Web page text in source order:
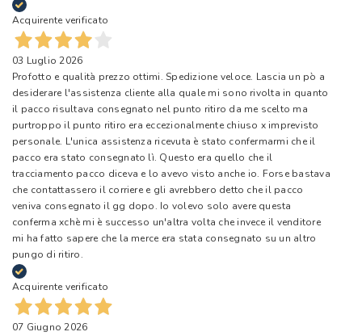
Acquirente verificato
03 Luglio 2026
Profotto e qualità prezzo ottimi. Spedizione veloce. Lascia un pò a
desiderare l'assistenza cliente alla quale mi sono rivolta in quanto
il pacco risultava consegnato nel punto ritiro da me scelto ma
purtroppo il punto ritiro era eccezionalmente chiuso x imprevisto
personale. L'unica assistenza ricevuta è stato confermarmi che il
pacco era stato consegnato lì. Questo era quello che il
tracciamento pacco diceva e lo avevo visto anche io. Forse bastava
che contattassero il corriere e gli avrebbero detto che il pacco
veniva consegnato il gg dopo. Io volevo solo avere questa
conferma xchè mi è successo un'altra volta che invece il venditore
mi ha fatto sapere che la merce era stata consegnato su un altro
pungo di ritiro.
Acquirente verificato
07 Giugno 2026